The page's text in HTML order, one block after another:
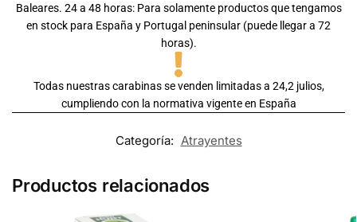
Baleares. 24 a 48 horas: Para solamente productos que tengamos
en stock para España y Portugal peninsular (puede llegar a 72
horas).
Todas nuestras carabinas se venden limitadas a 24,2 julios,
cumpliendo con la normativa vigente en España
Categoría: Atrayentes
Productos relacionados